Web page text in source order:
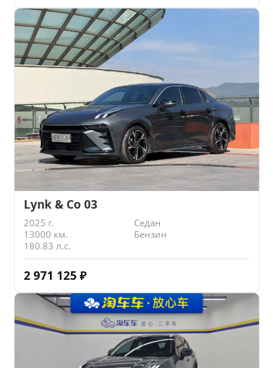
Lynk & Co 03
2025 г.
Седан
13000 км.
Бензин
180.83 л.с.
2 971 125 ₽